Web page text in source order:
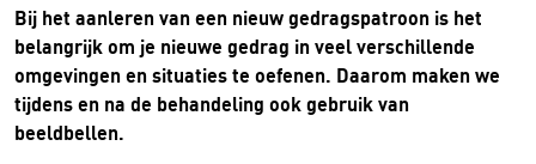
Bij het aanleren van een nieuw gedragspatroon is het
belangrijk om je nieuwe gedrag in veel verschillende
omgevingen en situaties te oefenen. Daarom maken we
tijdens en na de behandeling ook gebruik van
beeldbellen.